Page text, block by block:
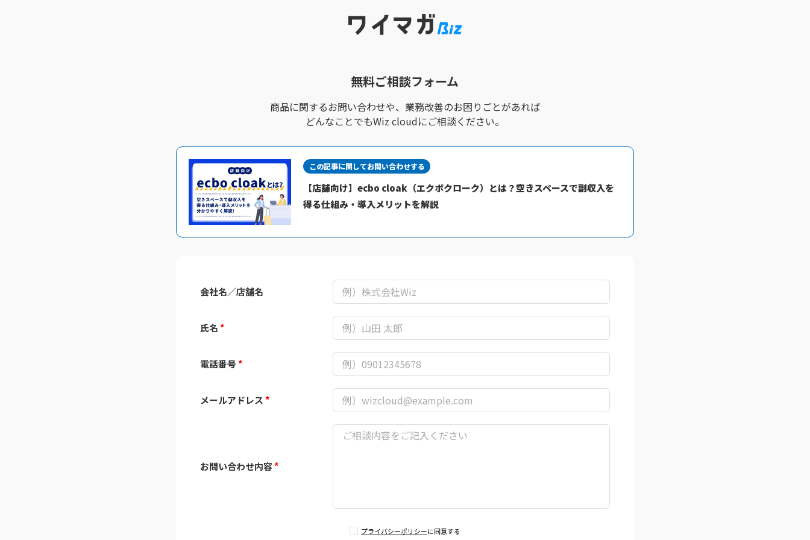
無料ご相談フォーム
商品に関するお問い合わせや、 業務改善のお困りごとがあれば
どんなことでもWiz cloudにご相談ください。
この記事に関してお問い合わせする
【店舗向け】ecbo cloak（エクボクローク）とは？空きスペースで副収入を
得る仕組み・導入メリットを解説
会社名／店舗名
氏名*
電話番号*
メールアドレス*
お問い合わせ内容*
プライバシーポリシーに同意する